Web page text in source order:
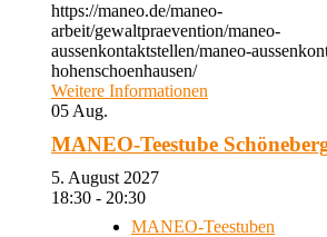
https://maneo.de/maneo-
arbeit/gewaltpraevention/maneo-
aussenkontaktstellen/maneo-
hohenschoenhausen/
Weitere Informationen
05 Aug.
MANEO-Teestube
5. August 2027
18:30 - 20:30
MANEO-Teestuben